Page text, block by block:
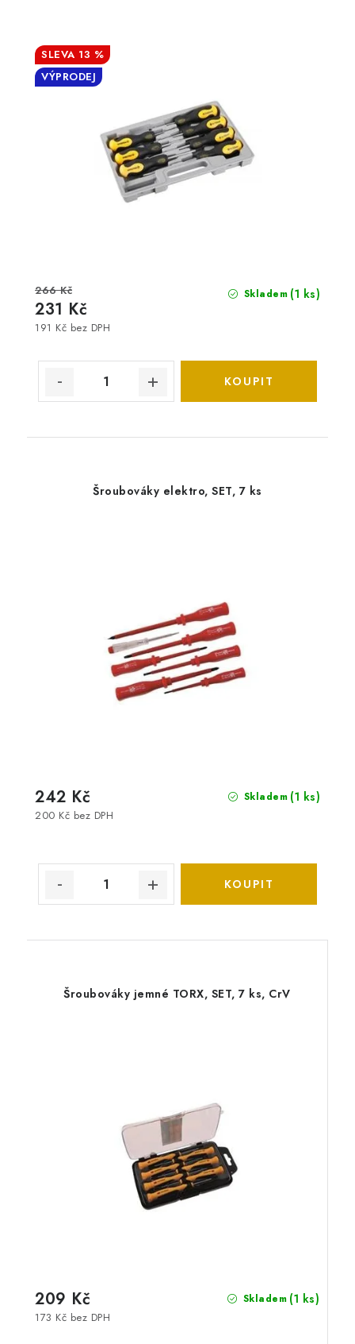
13 %
VÝPRODEJ
Skladem (1 ks)
191 Kč bez DPH
231 Kč
266 Kč
Šroubováky elektro, SET, 7 ks
Skladem (1 ks)
200 Kč bez DPH
242 Kč
Šroubováky jemné TORX, SET, 7 ks, CrV
Skladem (1 ks)
173 Kč bez DPH
209 Kč